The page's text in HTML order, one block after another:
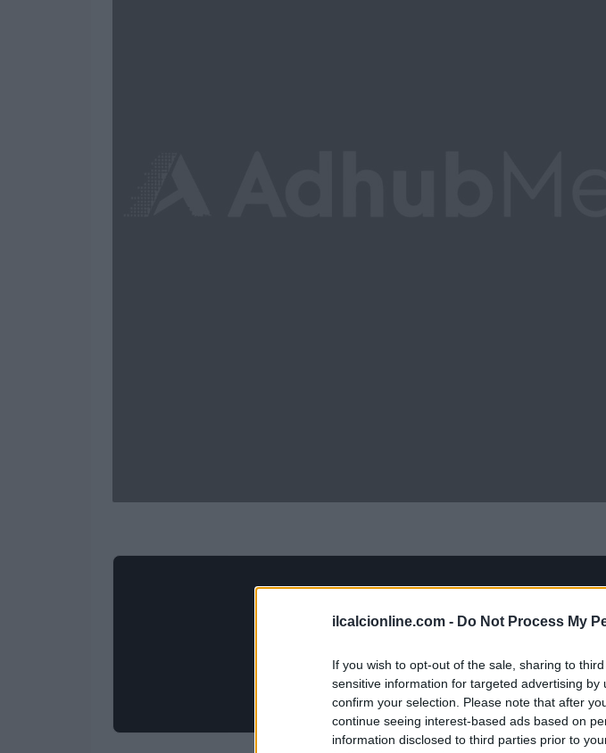
ilcalcionline.com - Do Not Process My
If you wish to opt-out of the sale, sharing to
sensitive information for targeted advertising
confirm your selection. Please note that after
continue seeing interest-based ads based on
information disclosed to third parties prior to